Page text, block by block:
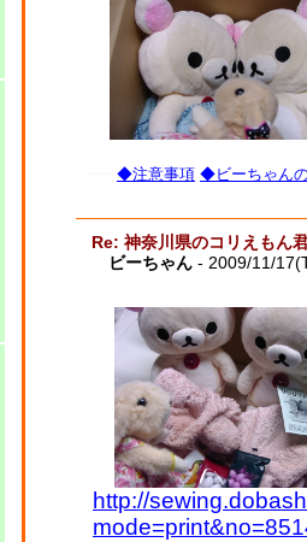
◆注意事項 ◆ビーちゃん
Re: 神奈川県のコリえもん
ビーちゃん - 2009/11/
http://